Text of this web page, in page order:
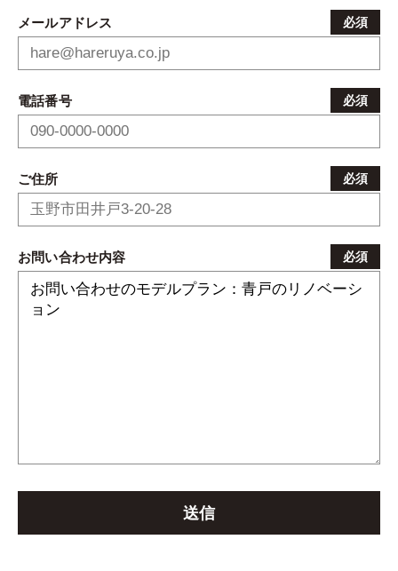
メールアドレス 必須
電話番号 必須
ご住所 必須
お問い合わせ内容 必須